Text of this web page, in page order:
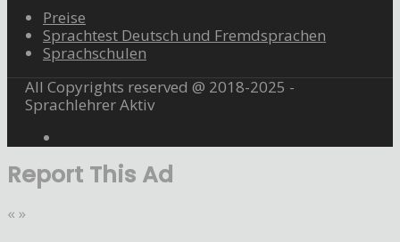
Preise
Sprachtest Deutsch und Fremdsprachen
Sprachschulen
All Copyrights reserved @ 2018-2025 -
Sprachlehrer Aktiv
Report This Ad
« »